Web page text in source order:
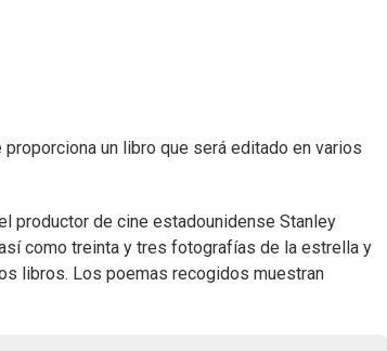
un libro que será editado en varios
productor de cine estadounidense Stanley
como treinta y tres fotografías de la estrella y
libros. Los poemas recogidos muestran